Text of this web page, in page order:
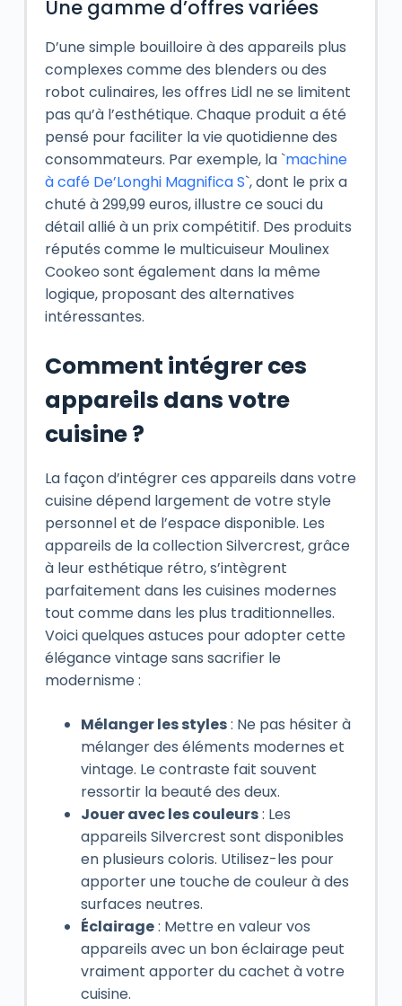
Une gamme d’offres variées
D’une simple bouilloire à des appareils plus
complexes comme des blenders ou des
robot culinaires, les offres Lidl ne se limitent
pas qu’à l’esthétique. Chaque produit a été
pensé pour faciliter la vie quotidienne des
consommateurs. Par exemple, la `machine
à café De’Longhi Magnifica S`, dont le prix a
chuté à 299,99 euros, illustre ce souci du
détail allié à un prix compétitif. Des produits
réputés comme le multicuiseur Moulinex
Cookeo sont également dans la même
logique, proposant des alternatives
intéressantes.
Comment intégrer ces
appareils dans votre
cuisine ?
La façon d’intégrer ces appareils dans votre
cuisine dépend largement de votre style
personnel et de l’espace disponible. Les
appareils de la collection Silvercrest, grâce
à leur esthétique rétro, s’intègrent
parfaitement dans les cuisines modernes
tout comme dans les plus traditionnelles.
Voici quelques astuces pour adopter cette
élégance vintage sans sacrifier le
modernisme :
Mélanger les styles: Ne pas hésiter à
mélanger des éléments modernes et
vintage. Le contraste fait souvent
ressortir la beauté des deux.
Jouer avec les couleurs: Les
appareils Silvercrest sont disponibles
en plusieurs coloris. Utilisez-les pour
apporter une touche de couleur à des
surfaces neutres.
Éclairage: Mettre en valeur vos
appareils avec un bon éclairage peut
vraiment apporter du cachet à votre
cuisine.